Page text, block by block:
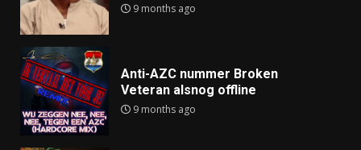
9 months ago
Anti-AZC nummer Broken
Veteran alsnog offline
9 months ago